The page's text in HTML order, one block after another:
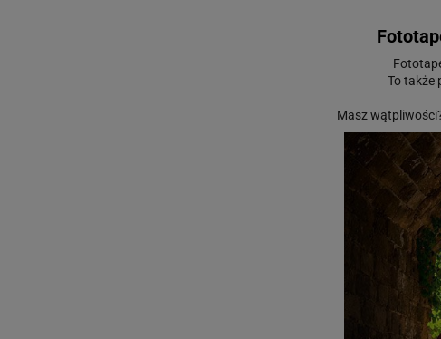
To także
Masz